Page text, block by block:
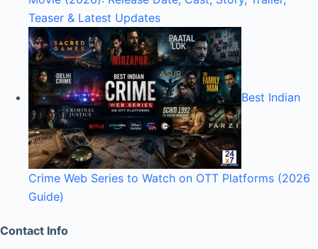
Teaser & Latest Updates
Best Indian
Crime Web Series to Watch on OTT Platforms (2026
Guide)
Contact Info